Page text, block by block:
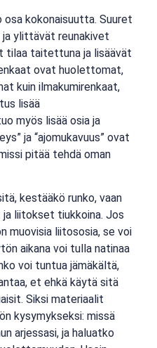
kokonaisuutta. Suuret
ja ylittävät reunakivet
tilaa taitettuna ja lisäävät
ovat huolettomat,
kuin ilmakumirenkaat,
lisää
myös lisää osia ja
ja “ajomukavuus” ovat
pitää tehdä oman
kestääkö runko, vaan
liitokset tiukkoina. Jos
muovisia liitososia, se voi
aikana voi tulla natinaa
voi tuntua jämäkältä,
et ehkä käytä sitä
Siksi materiaalit
kysymykseksi: missä
arjessasi, ja haluatko